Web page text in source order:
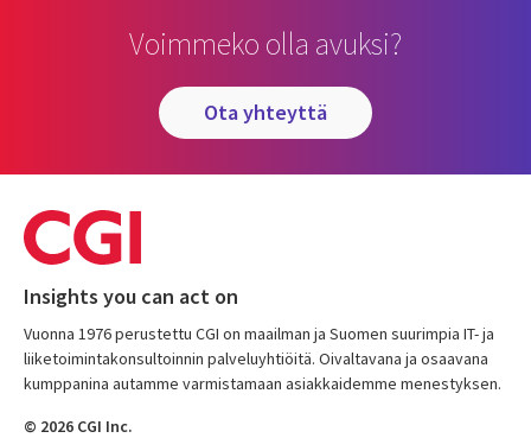
Voimmeko olla avuksi?
ota yhteyttä
Insights you can act on
Vuonna 1976 perustettu CGI on maailman ja Suomen suurimpia IT- ja
liiketoimintakonsultoinnin palveluyhtiöitä. Oivaltavana ja osaavana
kumppanina autamme varmistamaan asiakkaidemme menestyksen.
© 2026 CGI Inc.